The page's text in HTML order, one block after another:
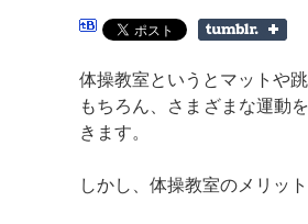
体操教室というとマットや
もちろん、さまざまな運動
きます。
しかし、体操教室のメリッ